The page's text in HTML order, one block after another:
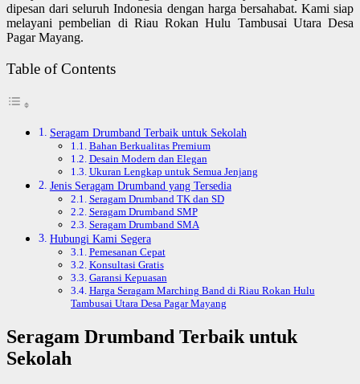
dipesan dari seluruh Indonesia dengan harga bersahabat. Kami siap
melayani pembelian di Riau Rokan Hulu Tambusai Utara Desa
Pagar Mayang.
Table of Contents
Seragam Drumband Terbaik untuk Sekolah
Bahan Berkualitas Premium
Desain Modern dan Elegan
Ukuran Lengkap untuk Semua Jenjang
Jenis Seragam Drumband yang Tersedia
Seragam Drumband TK dan SD
Seragam Drumband SMP
Seragam Drumband SMA
Hubungi Kami Segera
Pemesanan Cepat
Konsultasi Gratis
Garansi Kepuasan
Harga Seragam Marching Band di Riau Rokan Hulu
Tambusai Utara Desa Pagar Mayang
Seragam Drumband Terbaik untuk
Sekolah